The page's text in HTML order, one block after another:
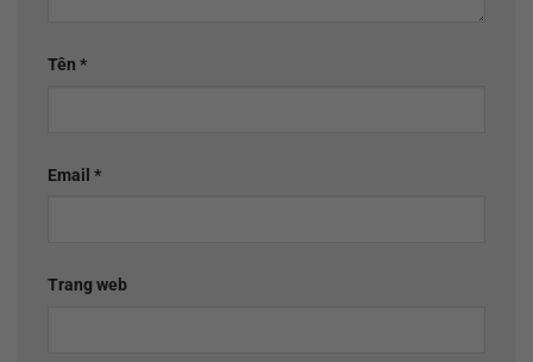
Tên *
Email *
Trang web